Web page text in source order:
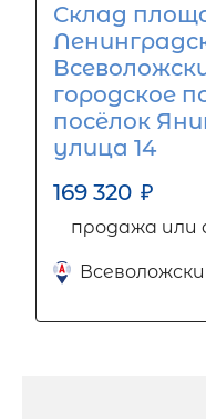
Склад
городское
посёлок
улица 14
169 320 ₽
продажа или